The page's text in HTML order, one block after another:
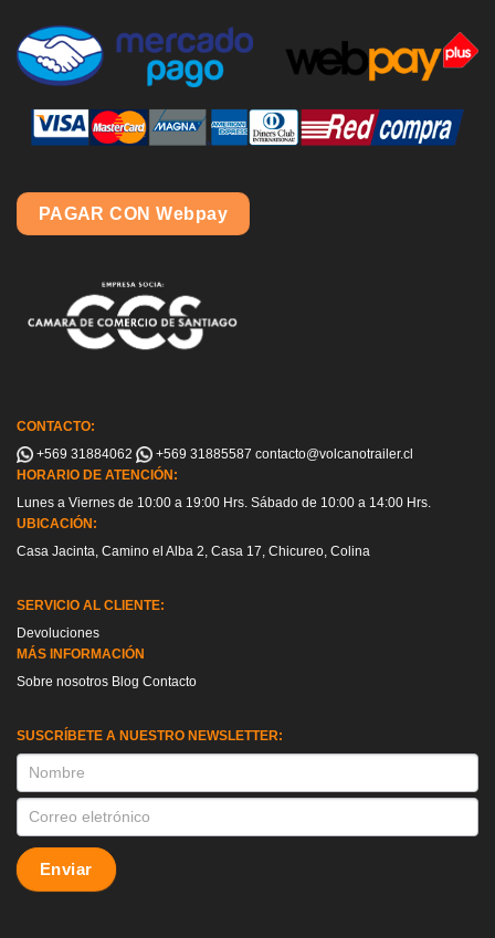
PAGAR CON Webpay
CONTACTO:
+569 31884062
+569 31885587 contacto@volcanotrailer.cl
HORARIO DE ATENCIÓN:
Lunes a Viernes de 10:00 a 19:00 Hrs. Sábado de 10:00 a 14:00 Hrs.
UBICACIÓN:
Casa Jacinta, Camino el Alba 2, Casa 17, Chicureo, Colina
SERVICIO AL CLIENTE:
Devoluciones
MÁS INFORMACIÓN
Sobre nosotros Blog Contacto
SUSCRÍBETE A NUESTRO NEWSLETTER:
SUSCRIPCION
Enviar